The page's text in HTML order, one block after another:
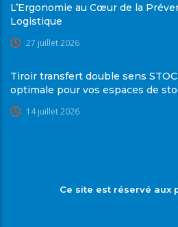
L’Ergonomie au Cœur de la
Logistique
27 juillet 2026
Tiroir transfert double sens
optimale pour vos espaces de
14 juillet 2026
Ce site est réservé aux